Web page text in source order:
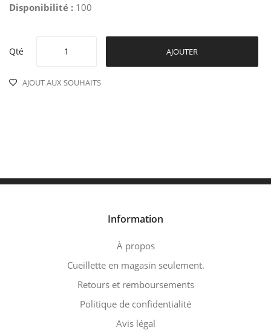
Disponibilité : 100
Qté AJOUTER
AJOUT AUX SOUHAITS
Information
À propos
Cueillette en magasin seulement.
Retours et remboursements
Politique de confidentialité
Avis légal